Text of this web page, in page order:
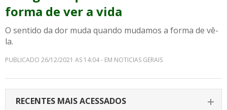
forma de ver a vida
O sentido da dor muda quando mudamos a forma de vê-
la.
PUBLICADO 26/12/2021 AS 14:04 - EM NOTICIAS GERAIS
RECENTES MAIS ACESSADOS